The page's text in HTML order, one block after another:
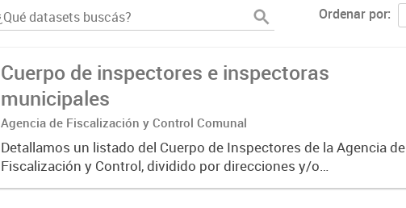
Ordenar por
Cuerpo de inspectores e inspectoras
municipales
Agencia de Fiscalización y Control Comunal
Detallamos un listado del Cuerpo de Inspectores de la Agencia de
Fiscalización y Control, dividido por direcciones y/o
Subsecretarías. En formato CSV y XLSX.